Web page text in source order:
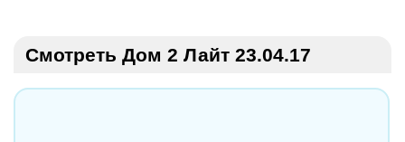
Смотреть Дом 2 Лайт 23.04.17